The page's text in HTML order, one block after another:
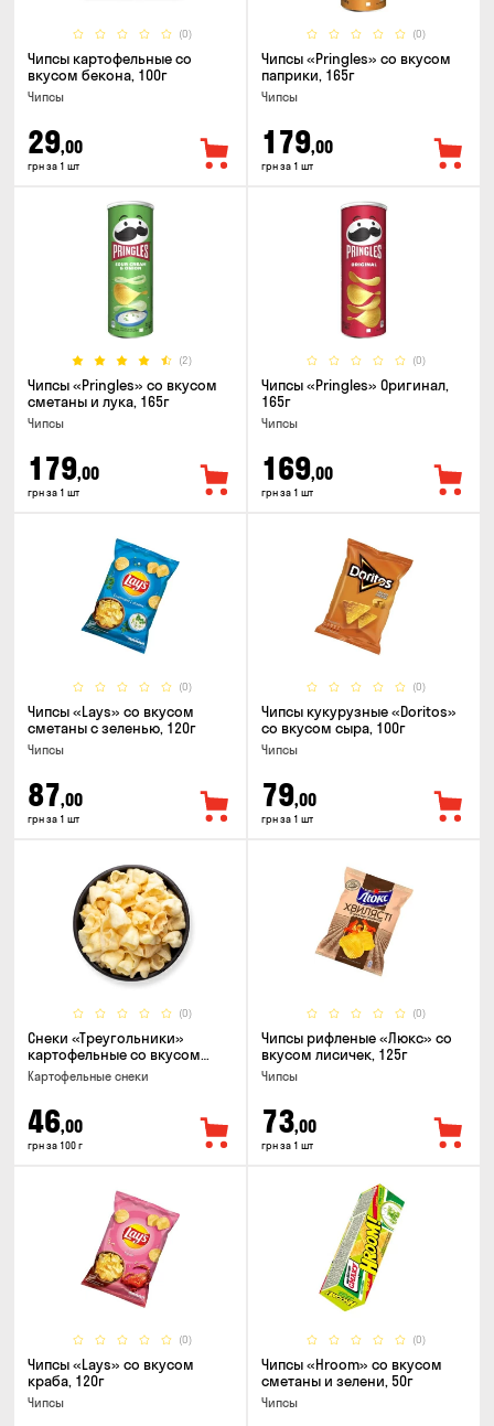
(0)
Чипсы картофельные со
вкусом бекона, 100г
Чипсы
29,00
грн за 1 шт
(0)
Чипсы «Pringles» со вкусом
паприки, 165г
Чипсы
179,00
грн за 1 шт
(2)
Чипсы «Pringles» со вкусом
сметаны и лука, 165г
Чипсы
179,00
грн за 1 шт
(0)
Чипсы «Pringles» Оригинал,
165г
Чипсы
169,00
грн за 1 шт
(0)
Чипсы «Lays» со вкусом
сметаны с зеленью, 120г
Чипсы
87,00
грн за 1 шт
(0)
Чипсы кукурузные «Doritos»
со вкусом сыра, 100г
Чипсы
79,00
грн за 1 шт
(0)
Снеки «Треугольники»
картофельные со вкусом
сметаны с луком
Картофельные снеки
46,00
грн за 100 г
(0)
Чипсы рифленые «Люкс» со
вкусом лисичек, 125г
Чипсы
73,00
грн за 1 шт
(0)
Чипсы «Lays» со вкусом
краба, 120г
Чипсы
(0)
Чипсы «Hroom» со вкусом
сметаны и зелени, 50г
Чипсы